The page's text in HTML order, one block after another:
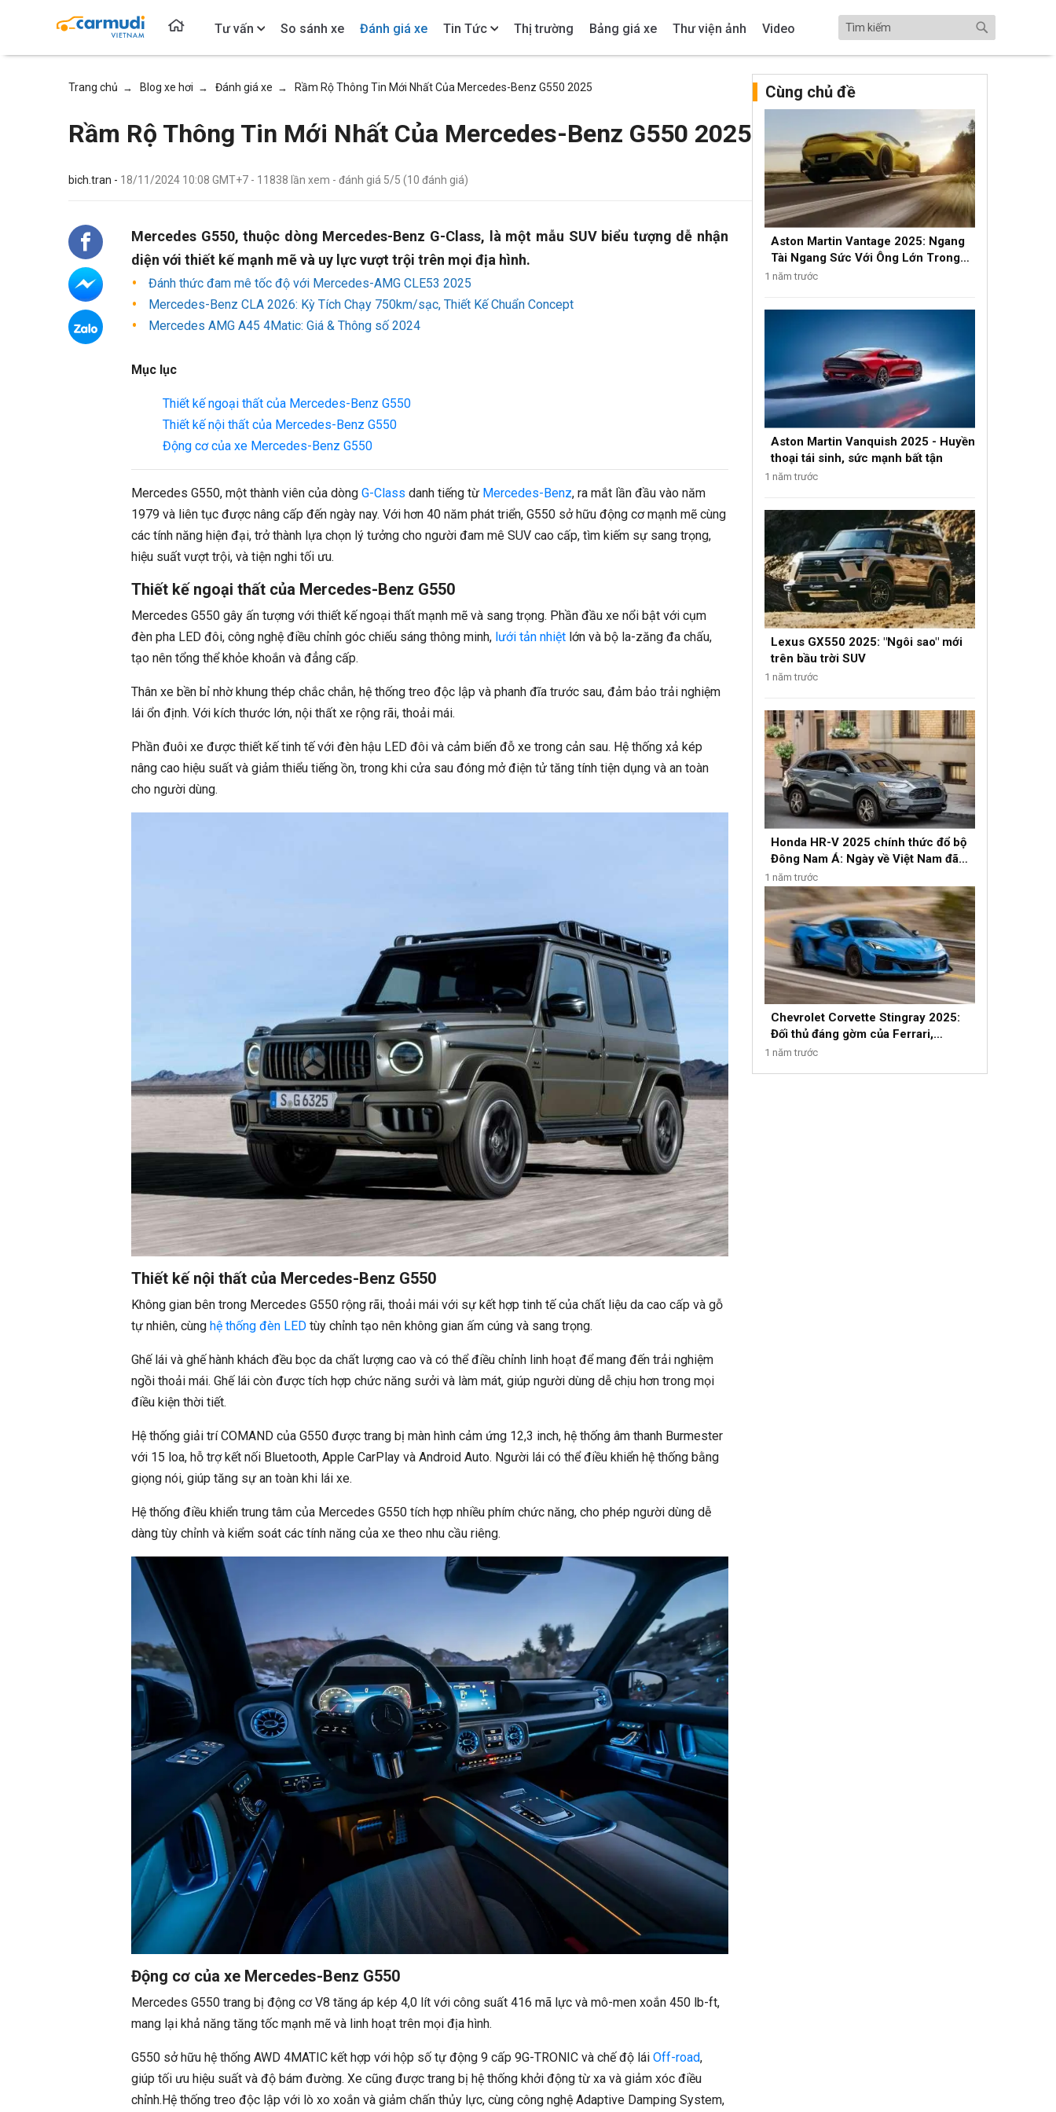
Tư vấn So sánh xe Đánh giá xe Tin Tức Thị trường Bảng giá xe Thư viện ảnh Video
Trang chủ → Blog xe hơi → Đánh giá xe → Rầm Rộ Thông Tin Mới Nhất Của Mercedes-Benz G550 2025
Rầm Rộ Thông Tin Mới Nhất Của Mercedes-Benz G550 2025
bich.tran - 18/11/2024 10:08 GMT+7 - 11838 lần xem - đánh giá 5/5 (10 đánh giá)
Mercedes G550, thuộc dòng Mercedes-Benz G-Class, là một mẫu SUV biểu tượng dễ nhận
diện với thiết kế mạnh mẽ và uy lực vượt trội trên mọi địa hình.
Đánh thức đam mê tốc độ với Mercedes-AMG CLE53 2025
Mercedes-Benz CLA 2026: Kỳ Tích Chạy 750km/sạc, Thiết Kế Chuẩn Concept
Mercedes AMG A45 4Matic: Giá & Thông số 2024
Mục lục
Thiết kế ngoại thất của Mercedes-Benz G550
Thiết kế nội thất của Mercedes-Benz G550
Động cơ của xe Mercedes-Benz G550
Mercedes G550, một thành viên của dòng G-Class danh tiếng từ Mercedes-Benz, ra mắt lần đầu vào năm
1979 và liên tục được nâng cấp đến ngày nay. Với hơn 40 năm phát triển, G550 sở hữu động cơ mạnh mẽ cùng
các tính năng hiện đại, trở thành lựa chọn lý tưởng cho người đam mê SUV cao cấp, tìm kiếm sự sang trọng,
hiệu suất vượt trội, và tiện nghi tối ưu.
Thiết kế ngoại thất của Mercedes-Benz G550
Mercedes G550 gây ấn tượng với thiết kế ngoại thất mạnh mẽ và sang trọng. Phần đầu xe nổi bật với cụm
đèn pha LED đôi, công nghệ điều chỉnh góc chiếu sáng thông minh, lưới tản nhiệt lớn và bộ la-zăng đa chấu,
tạo nên tổng thể khỏe khoắn và đẳng cấp.
Thân xe bền bỉ nhờ khung thép chắc chắn, hệ thống treo độc lập và phanh đĩa trước sau, đảm bảo trải nghiệm
lái ổn định. Với kích thước lớn, nội thất xe rộng rãi, thoải mái.
Phần đuôi xe được thiết kế tinh tế với đèn hậu LED đôi và cảm biến đỗ xe trong cản sau. Hệ thống xả kép
nâng cao hiệu suất và giảm thiểu tiếng ồn, trong khi cửa sau đóng mở điện tử tăng tính tiện dụng và an toàn
cho người dùng.
Thiết kế nội thất của Mercedes-Benz G550
Không gian bên trong Mercedes G550 rộng rãi, thoải mái với sự kết hợp tinh tế của chất liệu da cao cấp và gỗ
tự nhiên, cùng hệ thống đèn LED tùy chỉnh tạo nên không gian ấm cúng và sang trọng.
Ghế lái và ghế hành khách đều bọc da chất lượng cao và có thể điều chỉnh linh hoạt để mang đến trải nghiệm
ngồi thoải mái. Ghế lái còn được tích hợp chức năng sưởi và làm mát, giúp người dùng dễ chịu hơn trong mọi
điều kiện thời tiết.
Hệ thống giải trí COMAND của G550 được trang bị màn hình cảm ứng 12,3 inch, hệ thống âm thanh Burmester
với 15 loa, hỗ trợ kết nối Bluetooth, Apple CarPlay và Android Auto. Người lái có thể điều khiển hệ thống bằng
giọng nói, giúp tăng sự an toàn khi lái xe.
Hệ thống điều khiển trung tâm của Mercedes G550 tích hợp nhiều phím chức năng, cho phép người dùng dễ
dàng tùy chỉnh và kiểm soát các tính năng của xe theo nhu cầu riêng.
Động cơ của xe Mercedes-Benz G550
Mercedes G550 trang bị động cơ V8 tăng áp kép 4,0 lít với công suất 416 mã lực và mô-men xoắn 450 lb-ft,
mang lại khả năng tăng tốc mạnh mẽ và linh hoạt trên mọi địa hình.
G550 sở hữu hệ thống AWD 4MATIC kết hợp với hộp số tự động 9 cấp 9G-TRONIC và chế độ lái Off-road,
giúp tối ưu hiệu suất và độ bám đường. Xe cũng được trang bị hệ thống khởi động từ xa và giảm xóc điều
chỉnh.Hệ thống treo độc lập với lò xo xoắn và giảm chấn thủy lực, cùng công nghệ Adaptive Damping System,
Cùng chủ đề
Aston Martin Vantage 2025: Ngang
Tài Ngang Sức Với Ông Lớn Trong
Phân Khúc Luxury
1 năm trước
Aston Martin Vanquish 2025 - Huyền
thoại tái sinh, sức mạnh bất tận
1 năm trước
Lexus GX550 2025: "Ngôi sao" mới
trên bầu trời SUV
1 năm trước
Honda HR-V 2025 chính thức đổ bộ
Đông Nam Á: Ngày về Việt Nam đã
gần kề?
1 năm trước
Chevrolet Corvette Stingray 2025:
Đối thủ đáng gờm của Ferrari,
Lamborghini
1 năm trước